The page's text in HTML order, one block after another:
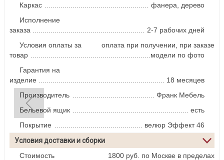
Каркас
фанера, дерево
Исполнение
заказа
2-7 рабочих дней
Условия оплаты за
товар
оплата при получении, при заказе
модели по фото
Гарантия на
изделие
18 месяцев
Производитель
Франк Мебель
Бельевой ящик
есть
Покрытие
велюр Эффект 46
Условия доставки и сборки
Стоимость
1800 руб. по Москве в пределах